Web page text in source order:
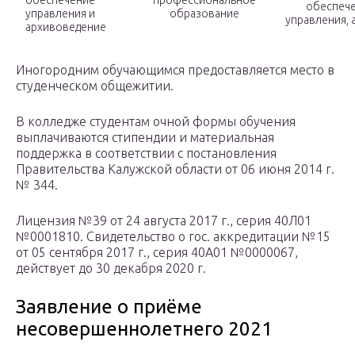
управления и
архивоведение
образование
управления,
Иногородним обучающимся предоставляется место в
студенческом общежитии.
В колледже студентам очной формы обучения
выплачиваются стипендии и материальная
поддержка в соответствии с постановления
Правительства Калужской области от 06 июня 2014 г.
№ 344.
Лицензия №39 от 24 августа 2017 г., серия 40Л01
№0001810. Свидетельство о гос. аккредитации №15
от 05 сентября 2017 г., серия 40А01 №0000067,
действует до 30 декабря 2020 г.
Заявление о приёме
несовершеннолетнего 2021